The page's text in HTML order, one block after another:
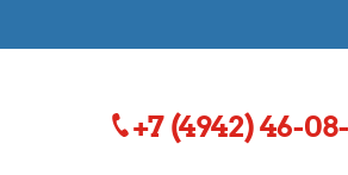
+7 (4942) 46-